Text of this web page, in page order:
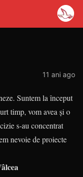
11 ani ago
Suntem la început
timp, vom avea și o
s-au concentrat
nevoie de proiecte